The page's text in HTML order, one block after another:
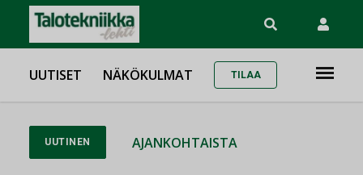
UUTISET NÄKÖKULMAT TILAA
UUTINEN AJANKOHTAISTA